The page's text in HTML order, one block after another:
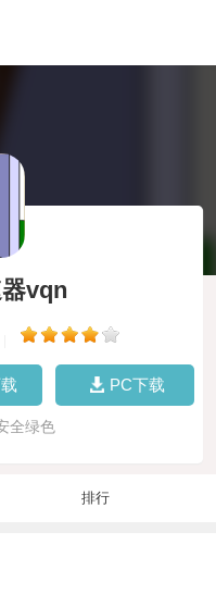
vqn
PC下载
全绿色
排行